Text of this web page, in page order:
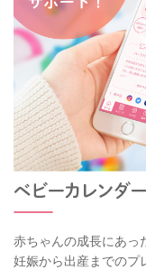
赤ちゃんの成長にあっ
妊娠から出産までのプ